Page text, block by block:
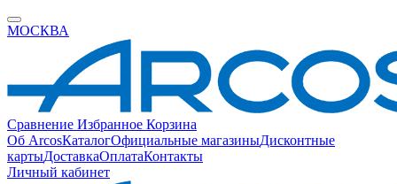
МОСКВА
Сравнение Избранное Корзина
Об ArcosКаталогОфициальные магазиныДисконтные
картыДоставкаОплатаКонтакты
Личный кабинет